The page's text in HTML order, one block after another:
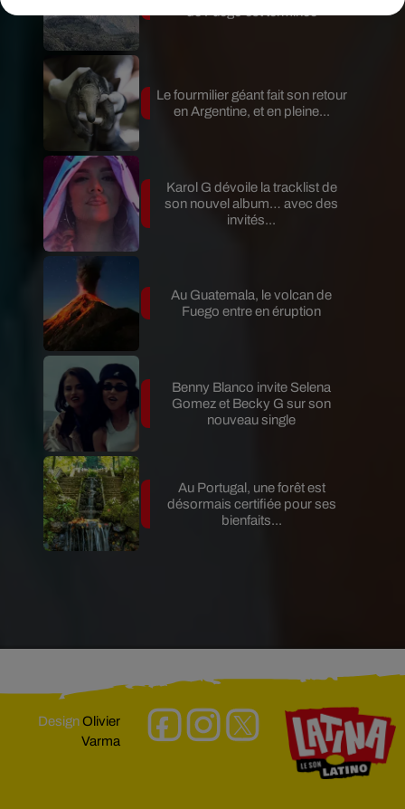
Le fourmilier géant fait son retour
en Argentine, et en pleine...
Karol G dévoile la tracklist de
son nouvel album… avec des
invités...
Au Guatemala, le volcan de
Fuego entre en éruption
Benny Blanco invite Selena
Gomez et Becky G sur son
nouveau single
Au Portugal, une forêt est
désormais certifiée pour ses
bienfaits...
DesignOlivier
Varma